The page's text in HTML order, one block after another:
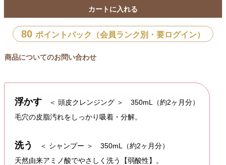
カートに入れる
80 ポイントバック（会員ランク別・要ログイン）
商品についてのお問い合わせ
浮かす ＜ 頭皮クレンジング ＞ 350mL（約2ヶ月分）
毛穴の皮脂汚れをしっかり吸着・分解。
洗う
＜ シャンプー ＞ 350mL（約2ヶ月分）
天然由来アミノ酸でやさしく洗う【弱酸性】。